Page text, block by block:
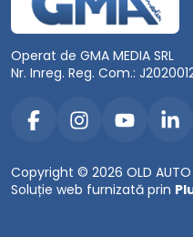
Operat de GMA MEDIA SRL
Nr. Inreg. Reg. Com.:
Copyright © 2026 OLD
Soluție web furnizată prin